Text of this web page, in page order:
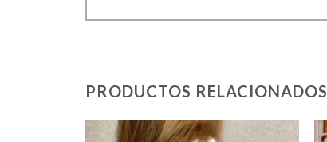
PRODUCTOS RELACIONADOS